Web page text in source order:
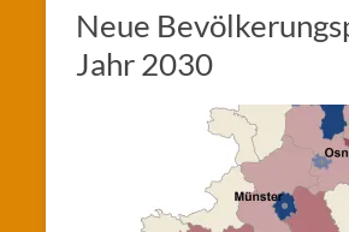
Neue
Jahr 2030